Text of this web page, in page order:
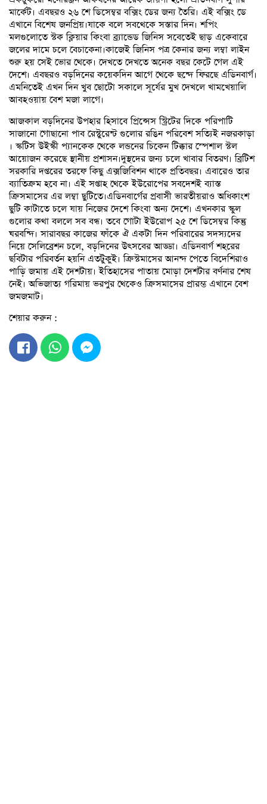
মার্কেট। এবছরও ২৬ শে ডিসেম্বর বক্সিং ডের জন্য তৈরি। এই বক্সিং ডে
এখানে বিশেষ জনপ্রিয়।যাকে বলে সবথেকে সস্তার দিন। শপিং
মলগুলোতে স্টক ক্লিয়ার কিংবা ব্র্যান্ডেড জিনিস সবেতেই ছাড় একেবারে
জলের দামে চলে বেচাকেনা।কাজেই জিনিস পত্র কেনার জন্য লম্বা লাইন
শুরু হয় সেই ভোর থেকে। দেখতে দেখতে অনেক বছর কেটে গেল এই
দেশে। এবছরও বড়দিনের কয়েকদিন আগে থেকে ছন্দে ফিরছে এডিনবার্গ।
এমনিতেই এখন দিন খুব ছোটো সকালে সূর্যের মুখ দেখলে খামখেয়ালি
আবহওয়ায় বেশ মজা লাগে।
আজকাল বড়দিনের উপহার হিসাবে প্রিন্সেস স্ট্রিটের দিকে পরিপাটি
সাজানো গোছানো পাব রেস্টুরেন্ট গুলোর রঙিন পরিবেশ সত্যিই নজরকাড়া
। স্কটিস উইস্কী প্যানকেক থেকে লন্ডনের চিকেন টিক্কার স্পেশাল স্টল
আয়োজন করেছে স্থানীয় প্রশাসন।দুস্থদের জন্য চলে খাবার বিতরণ। ব্রিটিশ
সরকারি দপ্তরের তরফে কিছু এক্সজিবিশন থাকে প্রতিবছর। এবারেও তার
ব্যাতিক্রম হবে না। এই সপ্তাহ থেকে ইউরোপের সবদেশই ব্যাস্ত
ক্রিসমাসের এর লম্বা ছুটিতে।এডিনবার্গের প্রবাসী ভারতীয়রাও অধিকাংশ
ছুটি কাটাতে চলে যায় নিজের দেশে কিংবা অন্য দেশে। এখনকার স্কুল
গুলোর কথা বললে সব বন্ধ। তবে গোটা ইউরোপ ২৫ শে ডিসেম্বর কিন্তু
ঘরবন্দি। সারাবছর কাজের ফাঁকে ঐ একটা দিন পরিবারের সদস্যদের
নিয়ে সেলিব্রেশন চলে, বড়দিনের উৎসবের আড্ডা। এডিনবার্গ শহরের
ছবিটার পরিবর্তন হয়নি এতটুকুই। ক্রিস্টমাসের আনন্দ পেতে বিদেশিরাও
পাড়ি জমায় এই দেশটায়। ইতিহাসের পাতায় মোড়া দেশটার বর্ণনার শেষ
নেই। অভিজাত্য গরিমায় ভরপুর থেকেও ক্রিসমাসের প্রারম্ভ এখানে বেশ
জমজমাট।
শেয়ার করুন :